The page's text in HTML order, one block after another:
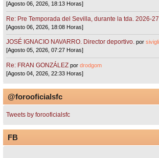
[Agosto 06, 2026, 18:13 Horas]
Re: Pre Temporada del Sevilla, durante la tda. 2026-27
[Agosto 06, 2026, 18:08 Horas]
JOSÉ IGNACIO NAVARRO. Director deportivo. por
[Agosto 05, 2026, 07:27 Horas]
Re: FRAN GONZÁLEZ pordrodgom
[Agosto 04, 2026, 22:33 Horas]
@forooficialsfc
Tweets by forooficialsfc
FB